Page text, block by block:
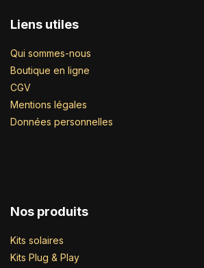
Liens utiles
Qui sommes-nous
Boutique en ligne
CGV
Mentions légales
Données personnelles
Nos produits
Kits solaires
Kits Plug & Play